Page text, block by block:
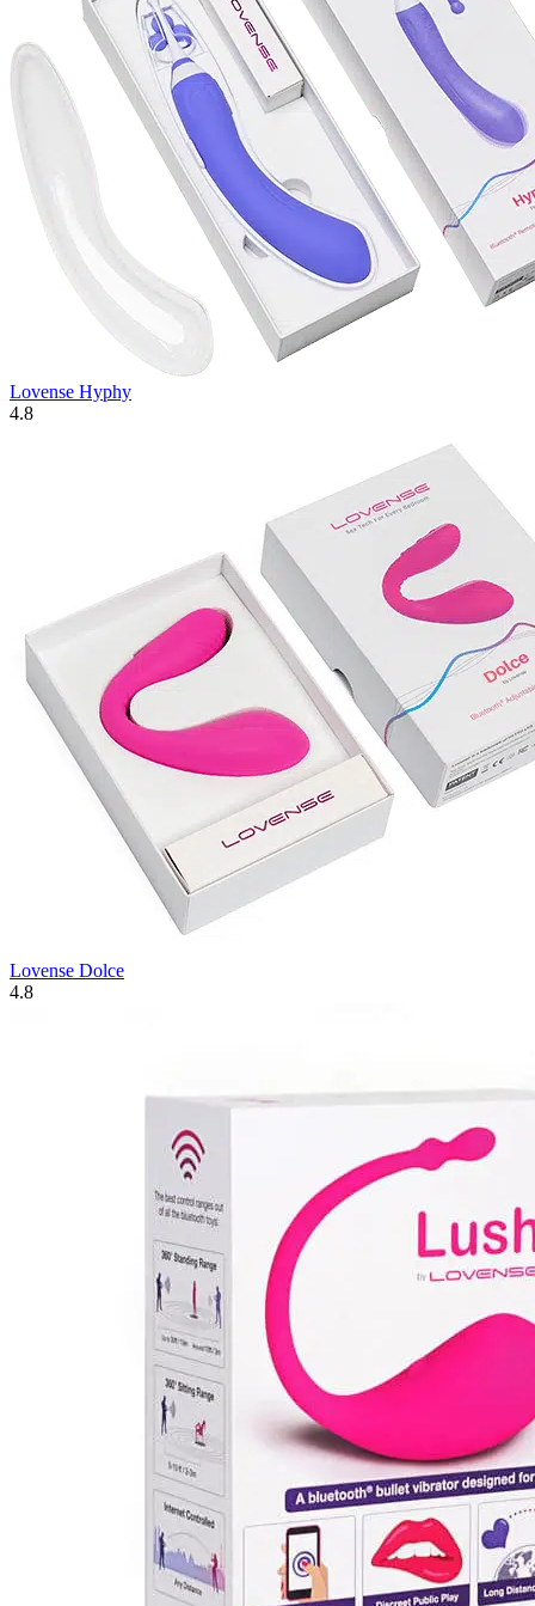
Lovense Hyphy
4.8
Lovense Dolce
4.8